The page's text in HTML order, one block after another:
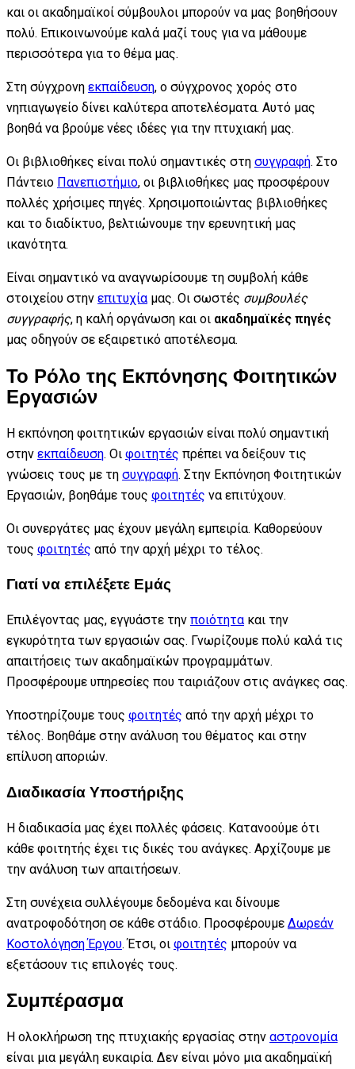
και οι ακαδημαϊκοί σύμβουλοι μπορούν να μας βοηθήσουν
πολύ. Επικοινωνούμε καλά μαζί τους για να μάθουμε
περισσότερα για το θέμα μας.
Στη σύγχρονη εκπαίδευση, ο σύγχρονος χορός στο
νηπιαγωγείο δίνει καλύτερα αποτελέσματα. Αυτό μας
βοηθά να βρούμε νέες ιδέες για την πτυχιακή μας.
Οι βιβλιοθήκες είναι πολύ σημαντικές στη συγγραφή. Στο
Πάντειο Πανεπιστήμιο, οι βιβλιοθήκες μας προσφέρουν
πολλές χρήσιμες πηγές. Χρησιμοποιώντας βιβλιοθήκες
και το διαδίκτυο, βελτιώνουμε την ερευνητική μας
ικανότητα.
Είναι σημαντικό να αναγνωρίσουμε τη συμβολή κάθε
στοιχείου στην επιτυχίαμας. Οι σωστές συμβουλές
συγγραφής, η καλή οργάνωση και οι ακαδημαϊκές πηγές
μας οδηγούν σε εξαιρετικό αποτέλεσμα.
Το Ρόλο της Εκπόνησης Φοιτητικών
Εργασιών
Η εκπόνηση φοιτητικών εργασιών είναι πολύ σημαντική
στην εκπαίδευση. Οι φοιτητές πρέπει να δείξουν τις
γνώσεις τους με τη συγγραφή. Στην Εκπόνηση Φοιτητικών
Εργασιών, βοηθάμε τους φοιτητές να επιτύχουν.
Οι συνεργάτες μας έχουν μεγάλη εμπειρία. Καθορεύουν
τους φοιτητές από την αρχή μέχρι το τέλος.
Γιατί να επιλέξετε Εμάς
Επιλέγοντας μας, εγγυάστε την ποιότητακαι την
εγκυρότητα των εργασιών σας. Γνωρίζουμε πολύ καλά τις
απαιτήσεις των ακαδημαϊκών προγραμμάτων.
Προσφέρουμε υπηρεσίες που ταιριάζουν στις ανάγκες σας.
Υποστηρίζουμε τους φοιτητές από την αρχή μέχρι το
τέλος. Βοηθάμε στην ανάλυση του θέματος και στην
επίλυση αποριών.
Διαδικασία Υποστήριξης
Η διαδικασία μας έχει πολλές φάσεις. Κατανοούμε ότι
κάθε φοιτητής έχει τις δικές του ανάγκες. Αρχίζουμε με
την ανάλυση των απαιτήσεων.
Στη συνέχεια συλλέγουμε δεδομένα και δίνουμε
ανατροφοδότηση σε κάθε στάδιο. Προσφέρουμε Δωρεάν
Κοστολόγηση Έργου. Έτσι, οι φοιτητές μπορούν να
εξετάσουν τις επιλογές τους.
Συμπέρασμα
Η ολοκλήρωση της πτυχιακής εργασίας στην αστρονομία
είναι μια μεγάλη ευκαιρία. Δεν είναι μόνο μια ακαδημαϊκή